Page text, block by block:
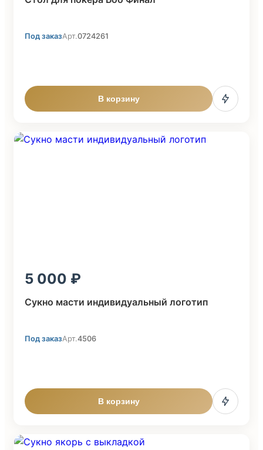
Под заказАрт.0724261
В корзину
5 000
Сукно масти индивидуальный логотип
Под заказАрт.4506
В корзину